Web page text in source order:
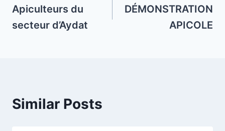
navigation
Apiculteurs du
secteur d’Aydat
DÉMONSTRATION
APICOLE
Similar Posts